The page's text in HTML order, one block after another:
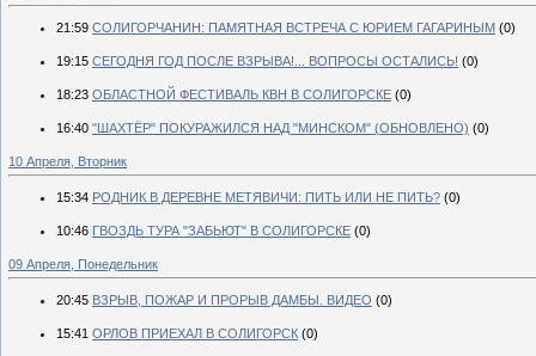
21:59 СОЛИГОРЧАНИН: ПАМЯТНАЯ ВСТРЕЧА С ЮРИЕМ ГАГАРИНЫМ (0)
19:15 СЕГОДНЯ ГОД ПОСЛЕ ВЗРЫВА!... ВОПРОСЫ ОСТАЛИСЬ! (0)
18:23 ОБЛАСТНОЙ ФЕСТИВАЛЬ КВН В СОЛИГОРСКЕ (0)
16:40 "ШАХТЁР" ПОКУРАЖИЛСЯ НАД "МИНСКОМ" (ОБНОВЛЕНО) (0)
10 Апреля, Вторник
15:34 РОДНИК В ДЕРЕВНЕ МЕТЯВИЧИ: ПИТЬ ИЛИ НЕ ПИТЬ? (0)
10:46 ГВОЗДЬ ТУРА "ЗАБЬЮТ" В СОЛИГОРСКЕ (0)
09 Апреля, Понедельник
20:45 ВЗРЫВ, ПОЖАР И ПРОРЫВ ДАМБЫ. ВИДЕО (0)
15:41 ОРЛОВ ПРИЕХАЛ В СОЛИГОРСК (0)